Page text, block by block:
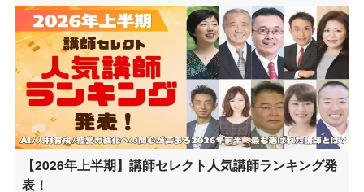
【2026年上半期】講師セレクト人気講師ランキング発
表！